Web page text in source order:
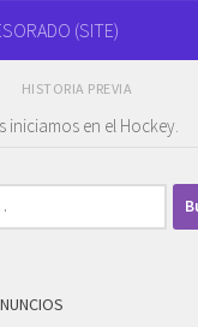
(SITE)
HISTORIA PREVIA
iniciamos en el Hockey.